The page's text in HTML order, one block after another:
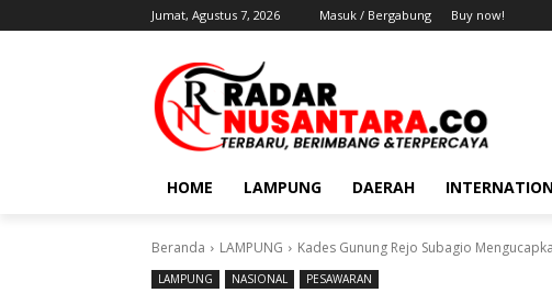
Jumat, Agustus 7, 2026 Masuk / Bergabung Buy now!
HOME LAMPUNG DAERAH
Beranda LAMPUNG Kades Gunung Rejo Subagio
LAMPUNG NASIONAL PESAWARAN